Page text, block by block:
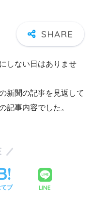
しない日はありませ
新聞の記事を見返して
記事内容でした。
てブ LINE